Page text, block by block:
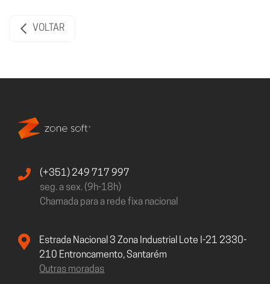
VOLTAR
(+351) 249 717 997
seg. a sex. (9h-18h)
Chamada para a rede fixa nacional
Estrada Nacional 3 Zona Industrial Lote I-21 2330-
210 Entroncamento, Santarém
Outras moradas